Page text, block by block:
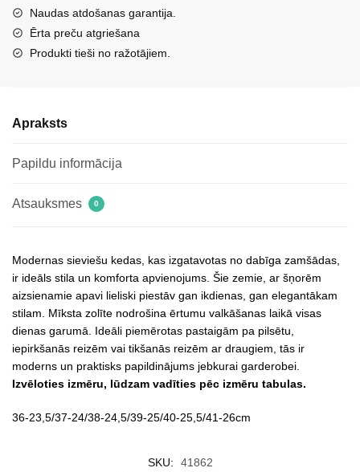
tumši
zilā
krāsā
Naudas atdošanas garantija.
Ērta preču atgriešana
Produkti tieši no ražotājiem.
Apraksts
Papildu informācija
Atsauksmes 0
Modernas sieviešu kedas, kas izgatavotas no dabīga zamšādas,
ir ideāls stila un komforta apvienojums. Šie zemie, ar šņorēm
aizsienamie apavi lieliski piestāv gan ikdienas, gan elegantākam
stilam. Mīksta zolīte nodrošina ērtumu valkāšanas laikā visas
dienas garumā. Ideāli piemērotas pastaigām pa pilsētu,
iepirkšanās reizēm vai tikšanās reizēm ar draugiem, tās ir
moderns un praktisks papildinājums jebkurai garderobei.
Izvēloties izmēru, lūdzam vadīties pēc izmēru tabulas.
36-23,5/37-24/38-24,5/39-25/40-25,5/41-26cm
SKU:
41862